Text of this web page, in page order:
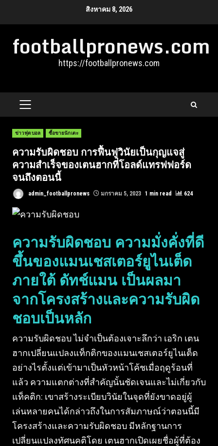
สิงหาคม 8, 2026
footballpronews.com
https://footballpronews.com
PRIMARY
ข่าวฟุตบอล ซื้อขายนักเตะ
ความรับผิดชอบ การฟื้นฟูวินัยเป็นกุญแจสู่
ความสำเร็จของเตนฮากที่โอลด์แทรฟฟอร์ด
จนถึงตอนนี้
admin_footballpronews มกราคม 5, 2023 1 min read 624
ความรับผิดชอบ ความมั่งคั่งที่ดี
ขึ้นของแมนเชสเตอร์ยูไนเต็ด
ภายใต้ ดัทช์แมน เป็นผลมา
จากโครงสร้างและความรับผิด
ชอบเป็นหลัก
ความรับผิดชอบ ไม่จำเป็นต้องเจาะลึกว่า เอริก เตน
ฮากเปลี่ยนแปลงแท็กติกของแมนเชสเตอร์ยูไนเต็ด
อย่างไรตั้งแต่เข้ามาเป็นหัวหน้าโค้ชเมื่อฤดูร้อนที่
แล้ว ความแตกต่างที่สำคัญนั้นชัดเจนและไม่เกี่ยวกับ
แท็คติก: เขาสร้างระเบียบวินัยในจุดที่ยังขาดอยู่ผู้
เล่นหลายคนได้กล่าวถึงในการสัมภาษณ์ว่าตอนนี้มี
โครงสร้างและความรับผิดชอบ มีหลักฐานการ
เปลี่ยนแปลงทัศนคติโดย เตนฮากเปิดเผยชื่อผู้ที่ต้อง